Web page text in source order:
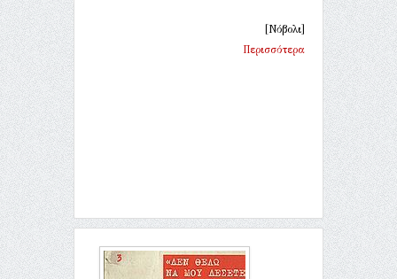
[Νόβολι]
Περισσότερα